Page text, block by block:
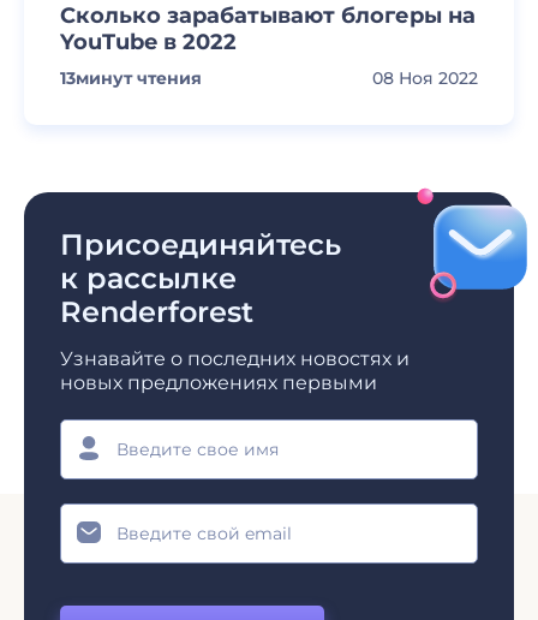
Сколько зарабатывают блогеры на
YouTube в 2022
13минут чтения 08 Ноя 2022
Присоединяйтесь
к рассылке
Renderforest
Узнавайте о последних новостях и
новых предложениях первыми